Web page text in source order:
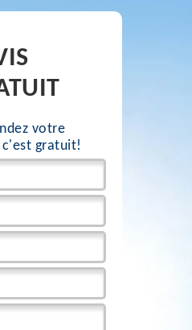
votre
c'est gratuit!